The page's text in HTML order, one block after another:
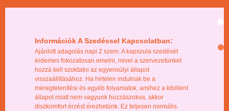
Információk A Szedéssel Kapcsolatban:
Ajánlott adagolás napi 2 szem. A kapszula szedését
érdemes fokozatosan emelni, mivel a szervezetünket
hozzá kell szoktatni az egyensúlyi állapot
visszaállításához. Ha hirtelen indulnak be a
méregtelenítési és egyéb folyamatok, amihez a kibillent
állapot miatt nem vagyunk hozzászokva, akkor
diszkomfort érzést érezhetünk. Ez teljesen normális.